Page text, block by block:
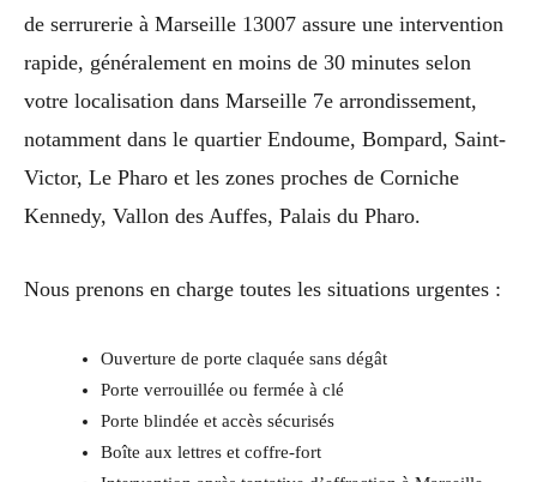
de serrurerie à Marseille 13007 assure une intervention
rapide, généralement en moins de 30 minutes selon
votre localisation dans Marseille 7e arrondissement,
notamment dans le quartier Endoume, Bompard, Saint-
Victor, Le Pharo et les zones proches de Corniche
Kennedy, Vallon des Auffes, Palais du Pharo.
Nous prenons en charge toutes les situations urgentes :
Ouverture de porte claquée sans dégât
Porte verrouillée ou fermée à clé
Porte blindée et accès sécurisés
Boîte aux lettres et coffre-fort